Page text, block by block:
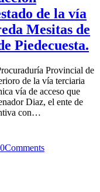
de la vía
Mesitas de
Piedecuesta.
Provincial de
de la vía terciaria
vía de acceso que
Diaz, el ente de
con…
0Comments